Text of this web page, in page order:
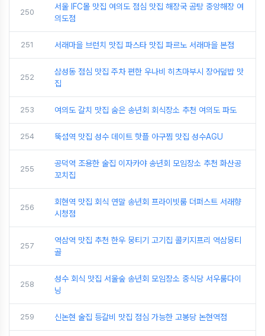
250
서울 IFC몰 맛집 여의도 점심 맛집 해장국 곰탕 중앙해장 여
의도점
251 서래마을 브런치 맛집 파스타 맛집 파르노 서래마을 본점
252
삼성동 점심 맛집 주차 편한 우나비 히츠마부시 장어덮밥 맛
집
253 여의도 갈치 맛집 숨은 송년회 회식장소 추천 여의도 파도
254 뚝섬역 맛집 성수 데이트 핫플 아구찜 맛집 성수AGU
255
공덕역 조용한 술집 이자카야 송년회 모임장소 추천 화산공
꼬치집
256
회현역 맛집 회식 연말 송년회 프라이빗룸 더퍼스트 서래향
시청점
257
역삼역 맛집 추천 한우 뭉티기 고기집 콜키지프리 역삼뭉티
골
258
성수 회식 맛집 서울숲 송년회 모임장소 중식당 서우룸다이
닝
259 신논현 술집 등갈비 맛집 점심 가능한 고봉당 논현역점